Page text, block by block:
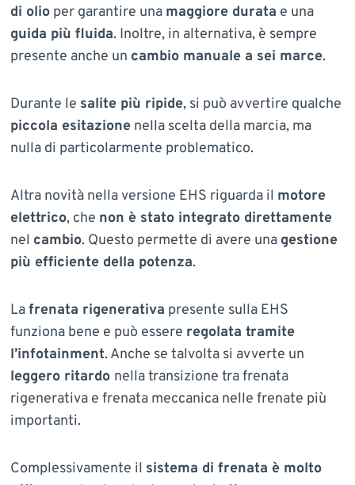
di olioper garantire una maggiore durata e una
guida più fluida. Inoltre, in alternativa, è sempre
presente anche un cambio manuale a sei marce.
Durante le salite più ripide, si può avvertire qualche
piccola esitazionenella scelta della marcia, ma
nulla di particolarmente problematico.
Altra novità nella versione EHS riguarda il motore
elettrico, che non è stato integrato direttamente
nel cambio. Questo permette di avere una gestione
più efficiente della potenza.
Lafrenata rigenerativa presente sulla EHS
funziona bene e può essere regolata tramite
l’infotainment. Anche se talvolta si avverte un
leggero ritardo nella transizione tra frenata
rigenerativa e frenata meccanica nelle frenate più
importanti.
Complessivamente il sistema di frenata è molto